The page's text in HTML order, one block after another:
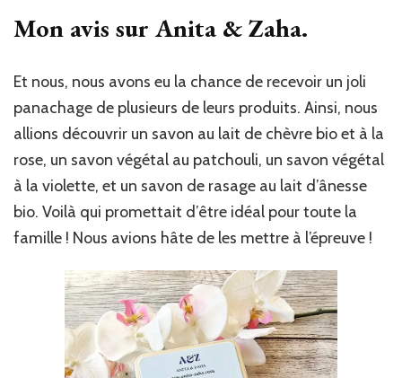
Mon avis sur Anita & Zaha.
Et nous, nous avons eu la chance de recevoir un joli
panachage de plusieurs de leurs produits. Ainsi, nous
allions découvrir un savon au lait de chèvre bio et à la
rose, un savon végétal au patchouli, un savon végétal
à la violette, et un savon de rasage au lait d’ânesse
bio. Voilà qui promettait d’être idéal pour toute la
famille ! Nous avions hâte de les mettre à l’épreuve !